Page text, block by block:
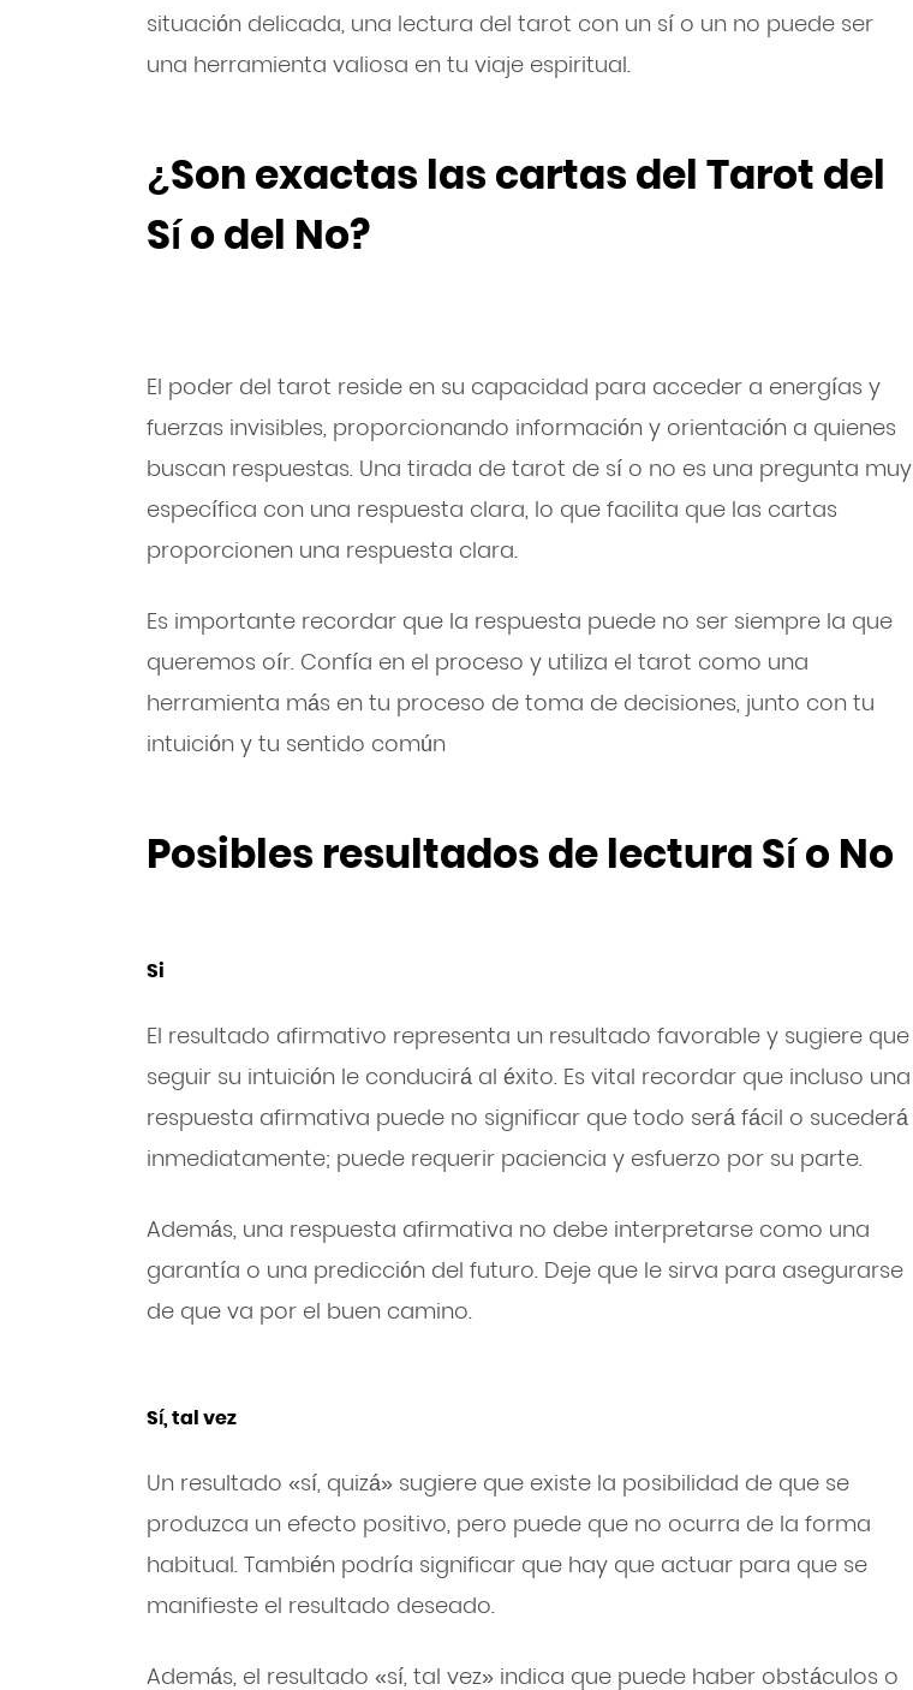
situación delicada, una lectura del tarot con un sí o un no puede ser
una herramienta valiosa en tu viaje espiritual.
¿Son exactas las cartas del Tarot del
Sí o del No?
El poder del tarot reside en su capacidad para acceder a energías y
fuerzas invisibles, proporcionando información y orientación a quienes
buscan respuestas. Una tirada de tarot de sí o no es una pregunta muy
específica con una respuesta clara, lo que facilita que las cartas
proporcionen una respuesta clara.
Es importante recordar que la respuesta puede no ser siempre la que
queremos oír. Confía en el proceso y utiliza el tarot como una
herramienta más en tu proceso de toma de decisiones, junto con tu
intuición y tu sentido común
Posibles resultados de lectura Sí o No
Si
El resultado afirmativo representa un resultado favorable y sugiere que
seguir su intuición le conducirá al éxito. Es vital recordar que incluso una
respuesta afirmativa puede no significar que todo será fácil o sucederá
inmediatamente; puede requerir paciencia y esfuerzo por su parte.
Además, una respuesta afirmativa no debe interpretarse como una
garantía o una predicción del futuro. Deje que le sirva para asegurarse
de que va por el buen camino.
Sí, tal vez
Un resultado «sí, quizá» sugiere que existe la posibilidad de que se
produzca un efecto positivo, pero puede que no ocurra de la forma
habitual. También podría significar que hay que actuar para que se
manifieste el resultado deseado.
Además, el resultado «sí, tal vez» indica que puede haber obstáculos o